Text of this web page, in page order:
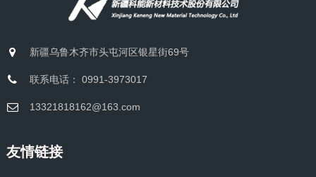
新疆乌鲁木齐市头屯河区银星街69号
联系电话： 0991-3973017
13321818162@163.com
友情链接